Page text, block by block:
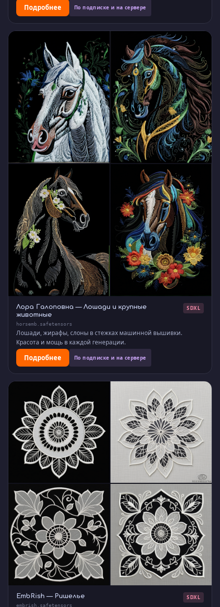
Подробнее По подписке и на сервере
Лора Галоповна — Лошади и крупные
животные
horsemb.safetensors
SDXL
Лошади, жирафы, слоны в стежках машинной вышивки.
Красота и мощь в каждой генерации.
Подробнее По подписке и на сервере
EmbRish — Ришелье
embrish.safetensors
SDXL